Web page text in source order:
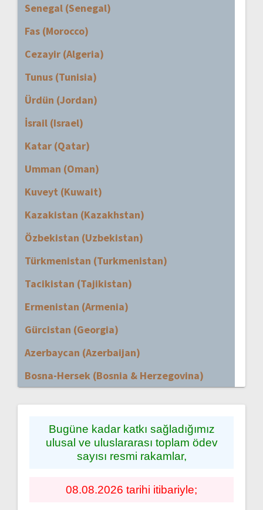
Senegal (Senegal)
Fas (Morocco)
Cezayir (Algeria)
Tunus (Tunisia)
Ürdün (Jordan)
İsrail (Israel)
Katar (Qatar)
Umman (Oman)
Kuveyt (Kuwait)
Kazakistan (Kazakhstan)
Özbekistan (Uzbekistan)
Türkmenistan (Turkmenistan)
Tacikistan (Tajikistan)
Ermenistan (Armenia)
Gürcistan (Georgia)
Azerbaycan (Azerbaijan)
Bosna-Hersek (Bosnia & Herzegovina)
Bugüne kadar katkı sağladığımız
ulusal ve uluslararası toplam ödev
sayısı resmi rakamlar,
08.08.2026 tarihi itibariyle;